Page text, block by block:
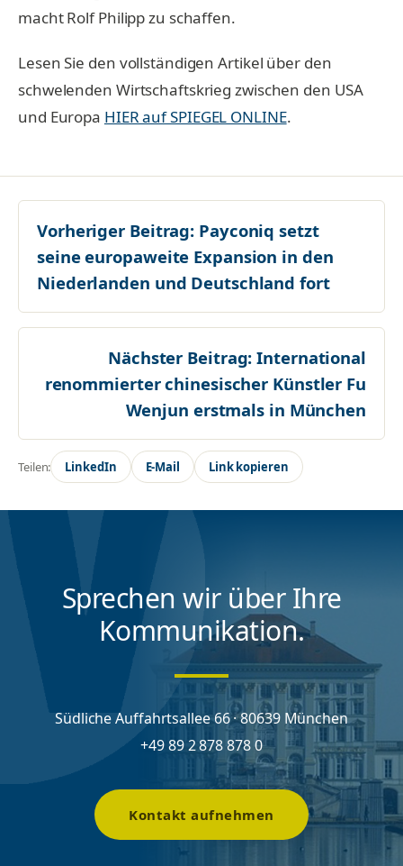
macht Rolf Philipp zu schaffen.
Lesen Sie den vollständigen Artikel über den
schwelenden Wirtschaftskrieg zwischen den USA
und Europa HIER auf SPIEGEL ONLINE.
Vorheriger Beitrag: Payconiq setzt
seine europaweite Expansion in den
Niederlanden und Deutschland fort
Nächster Beitrag:International
renommierter chinesischer Künstler Fu
Wenjun erstmals in München
Teilen: LinkedIn E-Mail Link kopieren
Sprechen wir über Ihre
Kommunikation.
Südliche Auffahrtsallee 66 · 80639 München
+49 89 2 878 878 0
Kontakt aufnehmen